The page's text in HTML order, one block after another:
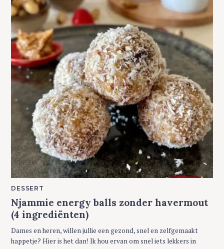
M
I
N
C
A
T
E
G
DESSERT
Njammie energy balls zonder havermout
(4 ingrediënten)
Dames en heren, willen jullie een gezond, snel en zelfgemaakt
happetje? Hier is het dan! Ik hou ervan om snel iets lekkers in